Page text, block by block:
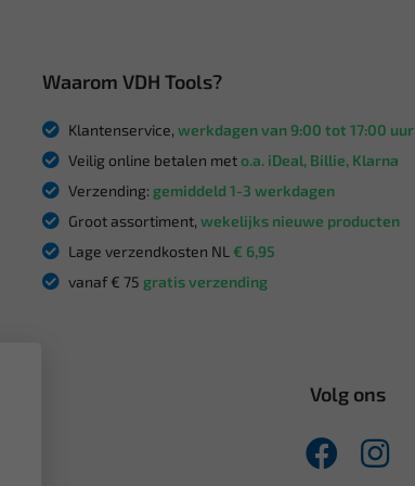
Waarom VDH Tools?
Klantenservice, werkdagen van 9:00 tot 17:00 uur
Veilig online betalen meto.a. iDeal, Billie, Klarna
Verzending: gemiddeld 1-3 werkdagen
Groot assortiment, wekelijks nieuwe producten
Lage verzendkosten NL € 6,95
vanaf € 75 gratis verzending
Volg ons